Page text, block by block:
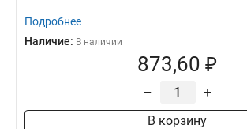
Подробнее
Наличие: В наличии
873,60 ₽
– +
В корзину